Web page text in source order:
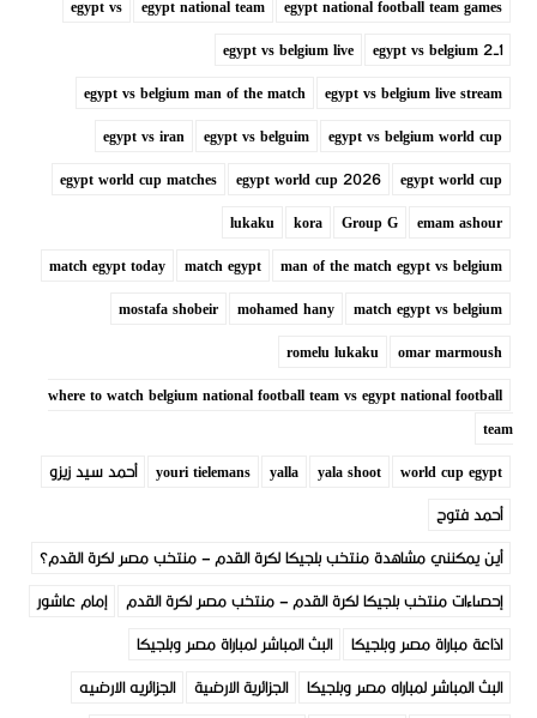
egypt national football team games
egypt national team
egypt vs
egypt vs belgium 2-1
egypt vs belgium live
egypt vs belgium live stream
egypt vs belgium man of the match
egypt vs belgium world cup
egypt vs belguim
egypt vs iran
egypt world cup
egypt world cup 2026
egypt world cup matches
emam ashour
Group G
kora
lukaku
man of the match egypt vs belgium
match egypt
match egypt today
match egypt vs belgium
mohamed hany
mostafa shobeir
omar marmoush
romelu lukaku
where to watch belgium national football team vs egypt national football
team
world cup egypt
yala shoot
yalla
youri tielemans
أحمد سيد زيزو
أحمد فتوح
أين يمكنني مشاهدة منتخب بلجيكا لكرة القدم – منتخب مصر لكرة القدم؟
إحصاءات منتخب بلجيكا لكرة القدم – منتخب مصر لكرة القدم
إمام عاشور
اذاعة مباراة مصر وبلجيكا
البث المباشر لمباراة مصر وبلجيكا
البث المباشر لمباراه مصر وبلجيكا
الجزائرية الارضية
الجزائريه الارضيه